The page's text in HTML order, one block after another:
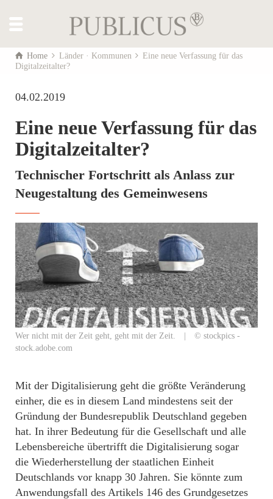
Home Länder · Kommunen
Eine neue Verfassung für das
Digitalzeitalter?
04.02.2019
Eine neue Verfassung für das
Digitalzeitalter?
Technischer Fortschritt als Anlass zur
Neugestaltung des Gemeinwesens
Wer nicht mit der Zeit geht, geht mit der Zeit. | © stockpics -
stock.adobe.com
Mit der Digitalisierung geht die größte Veränderung
einher, die es in diesem Land mindestens seit der
Gründung der Bundesrepublik Deutschland gegeben
hat. In ihrer Bedeutung für die Gesellschaft und alle
Lebensbereiche übertrifft die Digitalisierung sogar
die Wiederherstellung der staatlichen Einheit
Deutschlands vor knapp 30 Jahren. Sie könnte zum
Anwendungsfall des Artikels 146 des Grundgesetzes